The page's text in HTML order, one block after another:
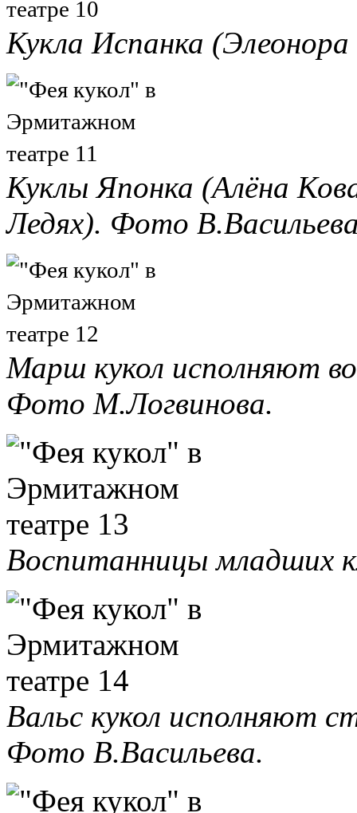
Кукла Испанка
Куклы Японка (Алёна
Ледях). Фото
Марш кукол исполняют
Фото М.Логвинова.
Воспитанницы младших
Вальс кукол исполняют
Фото В.Васильева.